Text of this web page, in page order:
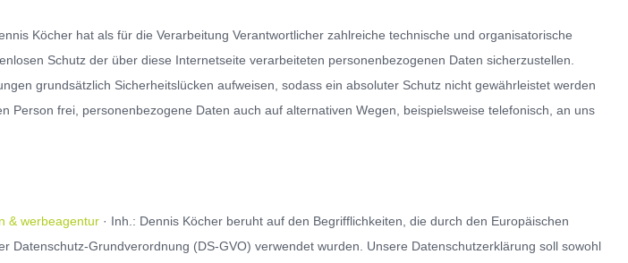
Köcher hat als für die Verarbeitung Verantwortlicher zahlreiche technische und organisatorische
Schutz der über diese Internetseite verarbeiteten personenbezogenen Daten sicherzustellen.
grundsätzlich Sicherheitslücken aufweisen, sodass ein absoluter Schutz nicht gewährleistet werden
Person frei, personenbezogene Daten auch auf alternativen Wegen, beispielsweise telefonisch, an uns
& werbeagentur · Inh.: Dennis Köcher beruht auf den Begrifflichkeiten, die durch den Europäischen
Datenschutz-Grundverordnung (DS-GVO) verwendet wurden. Unsere Datenschutzerklärung soll sowohl